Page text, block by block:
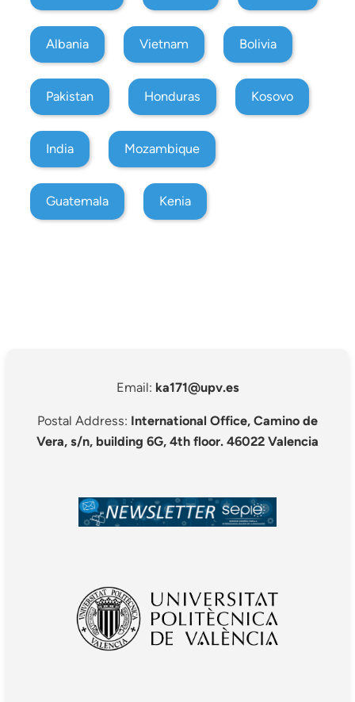
Albania Vietnam Bolivia
Pakistan Honduras Kosovo
India Mozambique
Guatemala Kenia
Email: ka171@upv.es
Postal Address: International Office, Camino de
Vera, s/n, building 6G, 4th floor. 46022 Valencia